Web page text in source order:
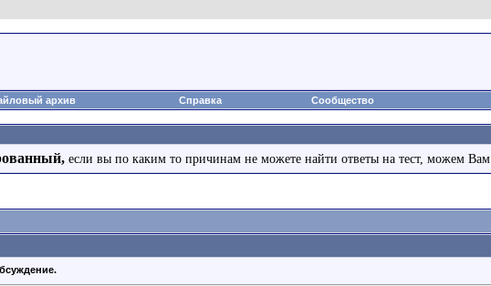
архив Справка Сообщество
если вы по каким то причинам не можете найти ответы на тест, можем Вам